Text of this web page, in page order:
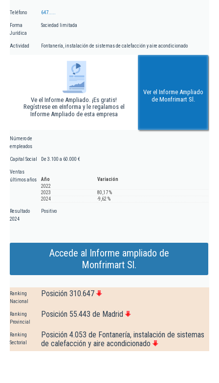
Teléfono 647.....
Forma
Jurídica
Sociedad limitada
Actividad Fontanería, instalación de sistemas de calefacción y aire acondicionado
Ve el Informe Ampliado. ¡Es gratis!
Regístrese en eInforma y le regalamos el
Informe Ampliado de esta empresa
Ver el Informe Ampliado
de Monfrimart Sl.
Número de
empleados
Capital Social De 3.100 a 60.000 €
Ventas
últimos años
Año
Variación
2022
2023
80,17 %
2024
-9,62 %
Resultado
2024
Positivo
Accede al Informe ampliado de
Monfrimart Sl.
Ranking
Nacional
Posición 310.647
Ranking
Provincial
Posición 55.443 de Madrid
Ranking
Sectorial
Posición 4.053 de Fontanería, instalación de sistemas
de calefacción y aire acondicionado